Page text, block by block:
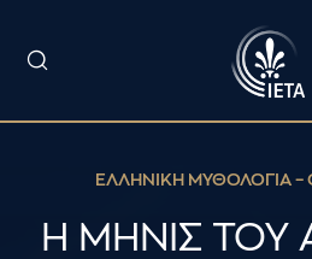
ΕΛΛΗΝΙΚΗ ΜΥΘΟΛΟΓΙΑ –
Η ΜΗΝΙΣ ΤΟΥ